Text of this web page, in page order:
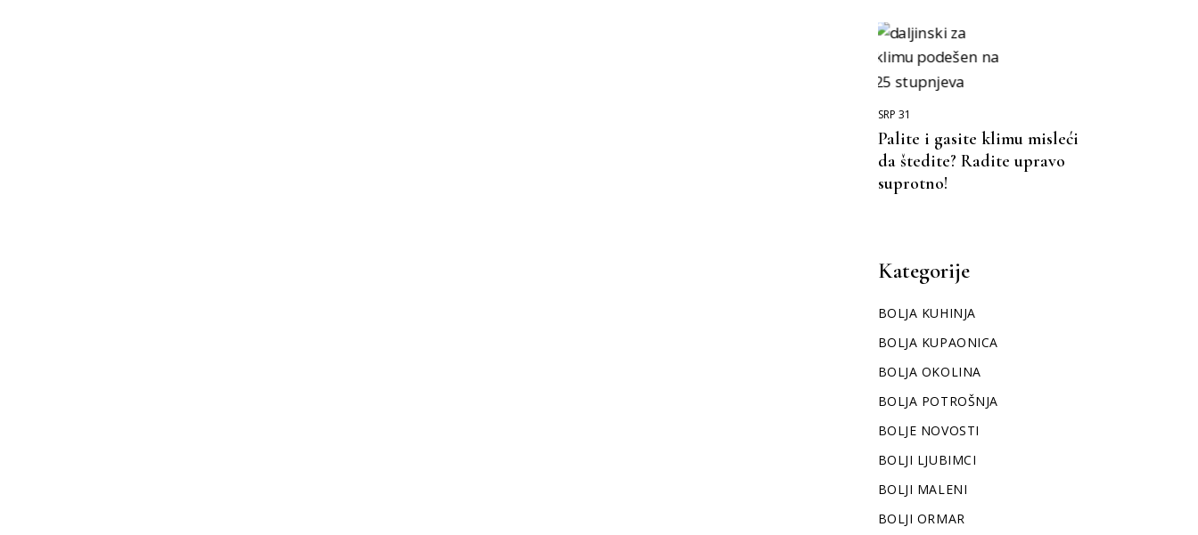
SRP 31
Palite i gasite klimu misleći
da štedite? Radite upravo
suprotno!
Kategorije
BOLJA KUHINJA
BOLJA KUPAONICA
BOLJA OKOLINA
BOLJA POTROŠNJA
BOLJE NOVOSTI
BOLJI LJUBIMCI
BOLJI MALENI
BOLJI ORMAR